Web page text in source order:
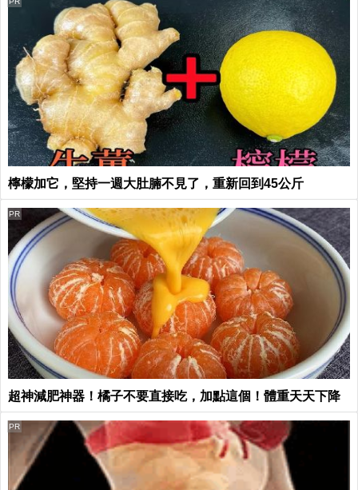
檸檬加它，堅持一週大肚腩不見了，重新回到45公斤
超神減肥神器！橘子不要直接吃，加點這個！體重天天下降
PR
PR